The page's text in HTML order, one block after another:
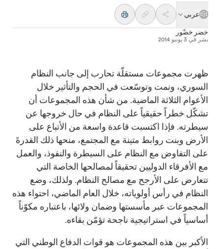
عربي
خضر خضّور
نشر في 3 يونيو 2014
ظهرت مجموعات مستقلّة تحارب إلى جانب النظام
السوري، ونمت وتوسّعت في الحجم والتأثير خلال
الأعوام الثلاثة الماضية. من شأن هذه المجموعات أن
تشكّل خطراً حقيقياً على النظام في حال خروجها عن
سيطرته. فإذا اكتسبت قاعدة واسعة من الأتباع على
الأرض وبنت روابط متينة مع المجتمع، منحها ذلك القدرةَ
على التفاوض مع النظام على السيطرة والنفوذ، والعمل
مع الأفرقاء الدوليين تحقيقاً لمصالحها الخاصة التي
تتعارض على الأرجح مع مصالح النظام. ولذلك، وضع
النظام في رأس أولوياته، خلال العام الماضي، احتواء هذه
المجموعات عبر مأسستها وضمان ولائها، باعتباره مكوّناً
أساسياً في استراتيجية ناجحة تؤمّن بقاءه.
الأكبر بين هذه المجموعات هو قوات الدفاع الوطني التي